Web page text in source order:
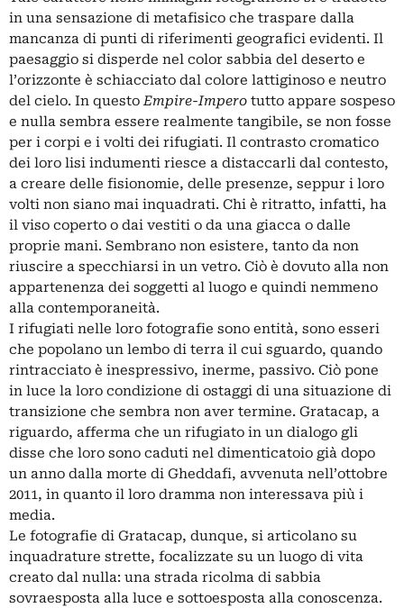
in una sensazione di metafisico che traspare dalla
mancanza di punti di riferimenti geografici evidenti. Il
paesaggio si disperde nel color sabbia del deserto e
l’orizzonte è schiacciato dal colore lattiginoso e neutro
del cielo. In questoEmpire-Impero tutto appare sospeso
e nulla sembra essere realmente tangibile, se non fosse
per i corpi e i volti dei rifugiati. Il contrasto cromatico
dei loro lisi indumenti riesce a distaccarli dal contesto,
a creare delle fisionomie, delle presenze, seppur i loro
volti non siano mai inquadrati. Chi è ritratto, infatti, ha
il viso coperto o dai vestiti o da una giacca o dalle
proprie mani. Sembrano non esistere, tanto da non
riuscire a specchiarsi in un vetro. Ciò è dovuto alla non
appartenenza dei soggetti al luogo e quindi nemmeno
alla contemporaneità.
I rifugiati nelle loro fotografie sono entità, sono esseri
che popolano un lembo di terra il cui sguardo, quando
rintracciato è inespressivo, inerme, passivo. Ciò pone
in luce la loro condizione di ostaggi di una situazione di
transizione che sembra non aver termine. Gratacap, a
riguardo, afferma che un rifugiato in un dialogo gli
disse che loro sono caduti nel dimenticatoio già dopo
un anno dalla morte di Gheddafi, avvenuta nell’ottobre
2011, in quanto il loro dramma non interessava più i
media.
Le fotografie di Gratacap, dunque, si articolano su
inquadrature strette, focalizzate su un luogo di vita
creato dal nulla: una strada ricolma di sabbia
sovraesposta alla luce e sottoesposta alla conoscenza.